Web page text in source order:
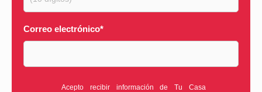
Correo electrónico*
Acepto recibir información de Tu Casa